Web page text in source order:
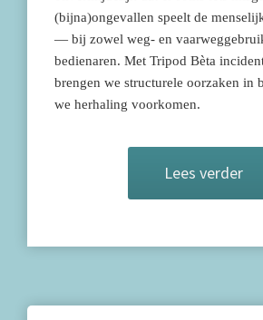
(bijna)ongevallen speelt de
— bij zowel weg- en
bedienaren. Met Tripod Bèta
brengen we structurele oorzaken in
we herhaling voorkomen.
Lees verder